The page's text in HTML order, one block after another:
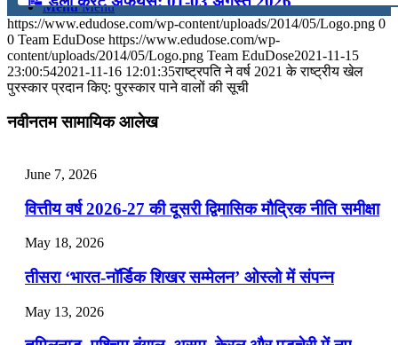
Menu Menu
July 31, 2026
📝 डेली करेंट अफेयर्स: 28-31 जुलाई 2026
July 25, 2026
📝 डेली करेंट अफेयर्स: 22-24 जुलाई 2026
July 22, 2026
📝 डेली करेंट अफेयर्स: 19-21 जुलाई 2026
July 19, 2026
https://www.edudose.com/wp-content/uploads/2014/05/Logo.png 0
0 Team EduDose https://www.edudose.com/wp-
content/uploads/2014/05/Logo.png Team EduDose2021-11-15
23:00:542021-11-16 12:01:35राष्ट्रपति ने वर्ष 2021 के राष्ट्रीय खेल
पुरस्कार प्रदान किए: पुरस्कार पाने वालों की सूची
नवीनतम सामायिक आलेख
June 7, 2026
वित्तीय वर्ष 2026-27 की दूसरी द्विमासिक मौद्रिक नीति समीक्षा
May 18, 2026
तीसरा ‘भारत-नॉर्डिक शिखर सम्मेलन’ ओस्लो में संपन्न
May 13, 2026